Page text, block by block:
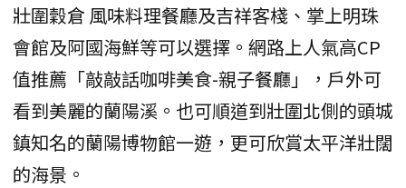
壯圍穀倉 風味料理餐廳及吉祥客棧、掌上明珠
會館及阿國海鮮等可以選擇。網路上人氣高CP
值推薦「敲敲話咖啡美食-親子餐廳」，戶外可
看到美麗的蘭陽溪。也可順道到壯圍北側的頭城
鎮知名的蘭陽博物館一遊，更可欣賞太平洋壯闊
的海景。